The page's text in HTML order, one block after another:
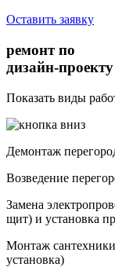
Оставить заявку
ремонт по
дизайн-проекту
Показать виды
Демонтаж
Возведение
Замена
щит) и установка
Монтаж сантехники
установка)